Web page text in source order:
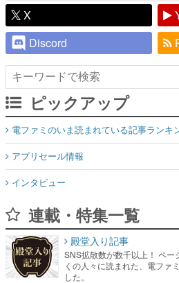
X
Discord
ピックアップ
電ファミのいま読まれている記事ランキ
アプリセール情報
インタビュー
連載・特集一覧
殿堂入り記事
SNS拡散数が数千以上！ ペー
くの人々に読まれた、電ファ
した。